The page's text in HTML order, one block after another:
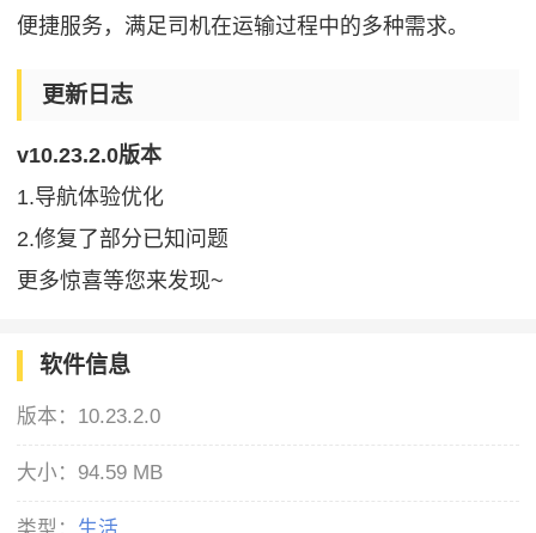
便捷服务，满足司机在运输过程中的多种需求。
更新日志
v10.23.2.0版本
1.导航体验优化
2.修复了部分已知问题
更多惊喜等您来发现~
软件信息
版本： 10.23.2.0
大小： 94.59 MB
类型： 生活